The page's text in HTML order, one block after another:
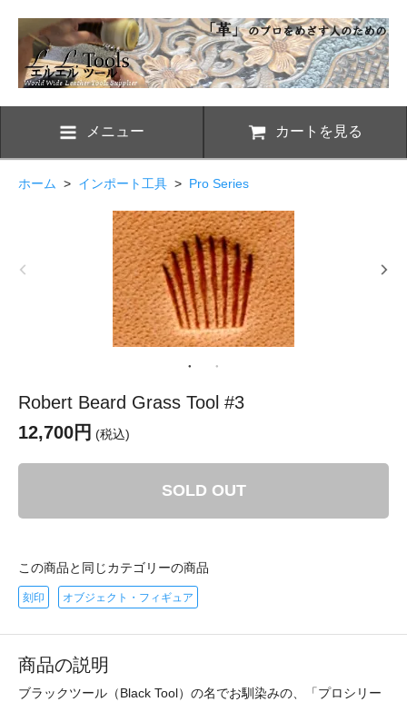
メニュー カートを見る
ホーム > インポート工具 > Pro Series
Robert Beard Grass Tool #3
12,700円 (税込)
SOLD OUT
この商品と同じカテゴリーの商品
刻印 オブジェクト・フィギュア
商品の説明
ブラックツール（Black Tool）の名でお馴染みの、「プロシリー